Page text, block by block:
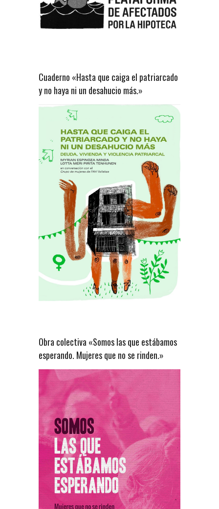
Cuaderno «Hasta que caiga el patriarcado
y no haya ni un desahucio más.»
Obra colectiva «Somos las que estábamos
esperando. Mujeres que no se rinden.»